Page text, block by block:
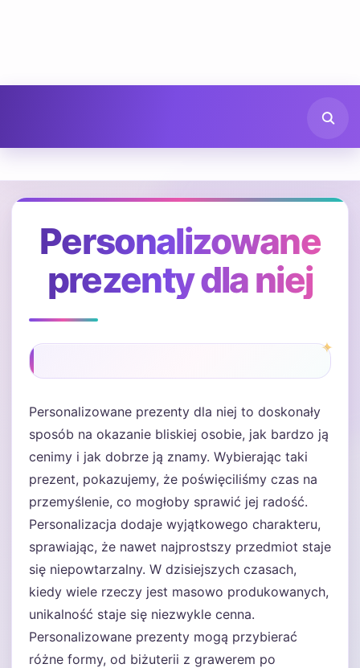
Personalizowane
prezenty dla niej
Personalizowane prezenty dla niej to doskonały
sposób na okazanie bliskiej osobie, jak bardzo ją
cenimy i jak dobrze ją znamy. Wybierając taki
prezent, pokazujemy, że poświęciliśmy czas na
przemyślenie, co mogłoby sprawić jej radość.
Personalizacja dodaje wyjątkowego charakteru,
sprawiając, że nawet najprostszy przedmiot staje
się niepowtarzalny. W dzisiejszych czasach,
kiedy wiele rzeczy jest masowo produkowanych,
unikalność staje się niezwykle cenna.
Personalizowane prezenty mogą przybierać
różne formy, od biżuterii z grawerem po